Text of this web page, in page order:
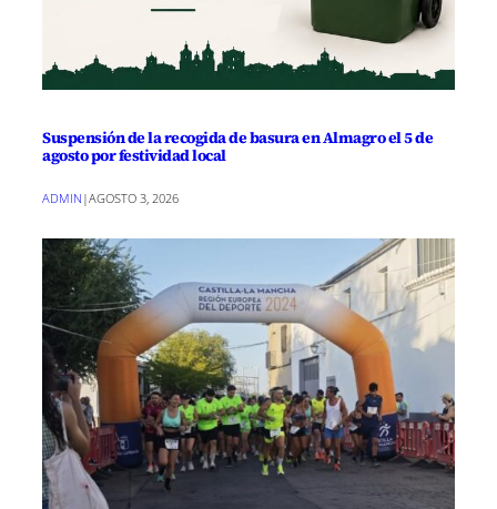
Suspensión de la recogida de basura en Almagro el 5 de
agosto por festividad local
ADMIN |AGOSTO 3, 2026